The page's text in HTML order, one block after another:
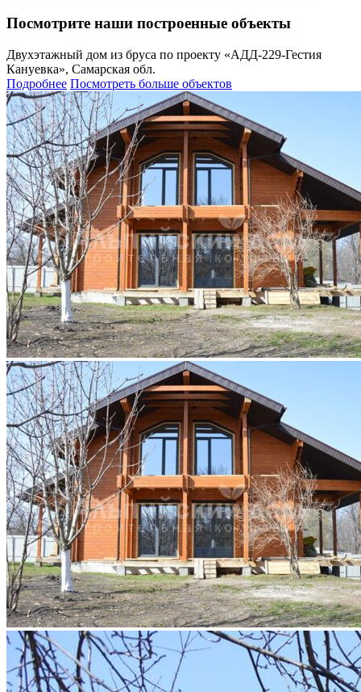
Посмотрите наши построенные объекты
Двухэтажный дом из бруса по проекту «АДД-229-Гестия
Кануевка», Самарская обл.
Подробнее Посмотреть больше объектов